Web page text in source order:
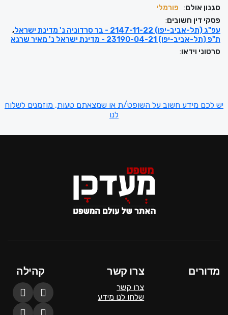
סגנון אולם:
פורמלי
פסקי דין חשובים:
עפ"ג (תל-אביב-יפו) 2147-11-22 - בר סרדוניה נ' מדינת ישראל
ת"פ (תל-אביב-יפו) 23190-04-21 - מדינת ישראל נ' מאיר שרגא
סרטוני וידאו:
יש לכם מידע חשוב על השופט/ת או שמצאתם טעות, מוזמנים לשלוח
לנו
מדורים צרו קשר
צרו קשר
שלחו לנו מידע
קהילה